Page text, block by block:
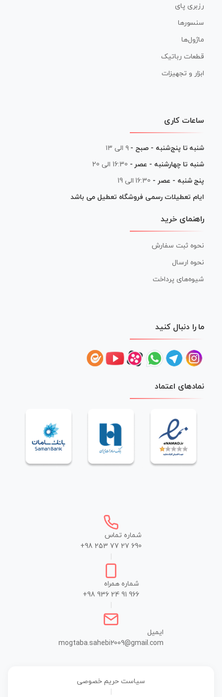
رزبری پای
سنسورها
ماژول‌ها
قطعات رباتیک
ابزار و تجهیزات
ساعات کاری
شنبه تا پنج‌شنبه - صبح - ۹ الی ۱۳
شنبه تا چهارشنبه - عصر - 16:30 الی 20
پنج شنبه - عصر - 16:30 الی 19
ایام تعطیلات رسمی فروشگاه تعطیل می باشد
راهنمای خرید
نحوه ثبت سفارش
نحوه ارسال
شیوه‌های پرداخت
ما را دنبال کنید
نمادهای اعتماد
شماره تماس
+98 253 77 27 690
شماره همراه
+98 936 24 91 966
ایمیل
mogtaba.sahebi2009@gmail.com
سیاست حریم خصوصی